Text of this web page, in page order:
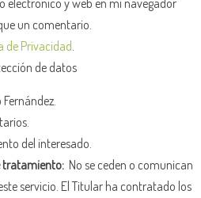
un comentario.
de Privacidad
de datos
del interesado.
tratamiento: No se ceden o comunican
servicio. El Titular ha contratado los